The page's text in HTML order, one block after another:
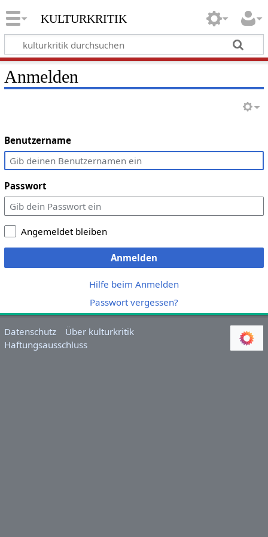
kulturkritik
Anmelden
Benutzername
Passwort
Angemeldet bleiben
Anmelden
Hilfe beim Anmelden
Passwort vergessen?
Datenschutz
Über kulturkritik
Haftungsausschluss